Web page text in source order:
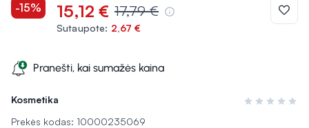
Kosmetika
Įvertinimas 0
Prekės kodas: 10000235069
-15% 15,12 € 17,79 €
Sutaupote: 2,67 €
Pranešti, kai sumažės kaina